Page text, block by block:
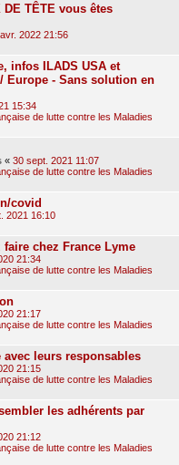
DE TÊTE vous êtes
2022 21:56
infos ILADS USA et
Europe - Sans solution en
15:34
de lutte contre les Maladies
« 30 sept. 2021 11:07
de lutte contre les Maladies
covid
2021 16:10
chez France Lyme
21:34
de lutte contre les Maladies
21:17
de lutte contre les Maladies
leurs responsables
21:15
de lutte contre les Maladies
les adhérents par
21:12
de lutte contre les Maladies